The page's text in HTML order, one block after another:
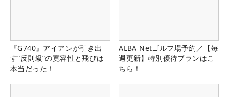
『G740』アイアンが引き出
す“反則級”の寛容性と飛びは
本当だった！
ALBA Netゴルフ場予約／【毎
週更新】特別優待プランはこ
ちら！